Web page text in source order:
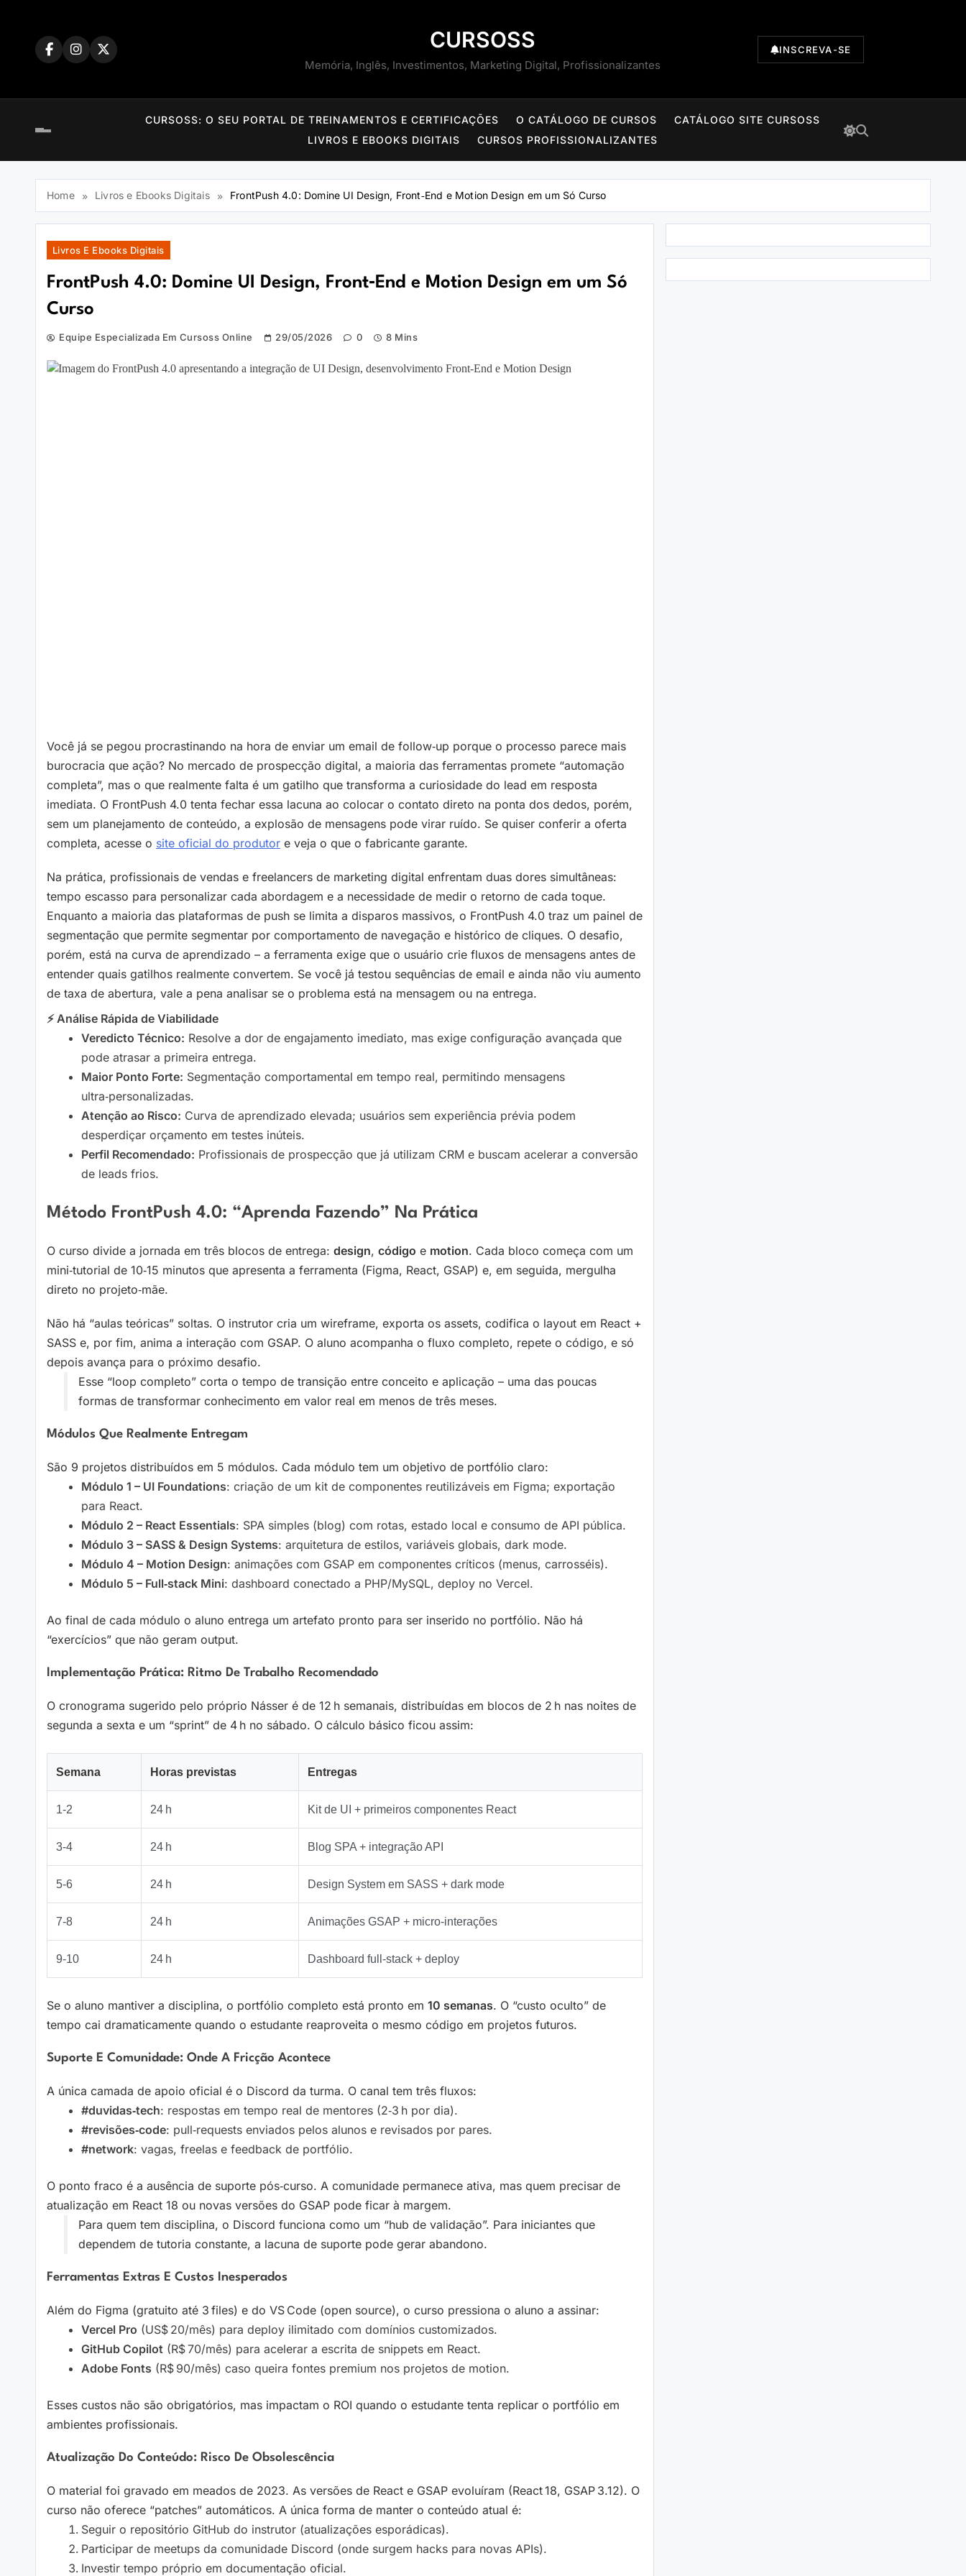
CURSOSS
Memória, Inglês, Investimentos, Marketing Digital, Profissionalizantes
INSCREVA-SE
CURSOSS: O SEU PORTAL DE TREINAMENTOS E CERTIFICAÇÕES O CATÁLOGO DE CURSOS
CATÁLOGO SITE CURSOSS
LIVROS E EBOOKS DIGITAIS
CURSOS PROFISSIONALIZANTES
Home Livros e Ebooks Digitais FrontPush 4.0: Domine UI Design, Front‑End e Motion Design em um Só Curso
Livros E Ebooks Digitais
FrontPush 4.0: Domine UI Design, Front‑End e Motion Design em um Só
Curso
Equipe Especializada Em Cursoss Online 29/05/2026 0 8 Mins
Você já se pegou procrastinando na hora de enviar um email de follow‑up porque o processo parece mais
burocracia que ação? No mercado de prospecção digital, a maioria das ferramentas promete “automação
completa”, mas o que realmente falta é um gatilho que transforma a curiosidade do lead em resposta
imediata. O FrontPush 4.0 tenta fechar essa lacuna ao colocar o contato direto na ponta dos dedos, porém,
sem um planejamento de conteúdo, a explosão de mensagens pode virar ruído. Se quiser conferir a oferta
completa, acesse o site oficial do produtor e veja o que o fabricante garante.
Na prática, profissionais de vendas e freelancers de marketing digital enfrentam duas dores simultâneas:
tempo escasso para personalizar cada abordagem e a necessidade de medir o retorno de cada toque.
Enquanto a maioria das plataformas de push se limita a disparos massivos, o FrontPush 4.0 traz um painel de
segmentação que permite segmentar por comportamento de navegação e histórico de cliques. O desafio,
porém, está na curva de aprendizado – a ferramenta exige que o usuário crie fluxos de mensagens antes de
entender quais gatilhos realmente convertem. Se você já testou sequências de email e ainda não viu aumento
de taxa de abertura, vale a pena analisar se o problema está na mensagem ou na entrega.
⚡ Análise Rápida de Viabilidade
Veredicto Técnico: Resolve a dor de engajamento imediato, mas exige configuração avançada que
pode atrasar a primeira entrega.
Maior Ponto Forte: Segmentação comportamental em tempo real, permitindo mensagens
ultra‑personalizadas.
Atenção ao Risco: Curva de aprendizado elevada; usuários sem experiência prévia podem
desperdiçar orçamento em testes inúteis.
Perfil Recomendado: Profissionais de prospecção que já utilizam CRM e buscam acelerar a conversão
de leads frios.
Método FrontPush 4.0: “Aprenda Fazendo” Na Prática
O curso divide a jornada em três blocos de entrega: design, código e motion. Cada bloco começa com um
mini‑tutorial de 10‑15 minutos que apresenta a ferramenta (Figma, React, GSAP) e, em seguida, mergulha
direto no projeto‑mãe.
Não há “aulas teóricas” soltas. O instrutor cria um wireframe, exporta os assets, codifica o layout em React +
SASS e, por fim, anima a interação com GSAP. O aluno acompanha o fluxo completo, repete o código, e só
depois avança para o próximo desafio.
Esse “loop completo” corta o tempo de transição entre conceito e aplicação – uma das poucas
formas de transformar conhecimento em valor real em menos de três meses.
Módulos Que Realmente Entregam
São 9 projetos distribuídos em 5 módulos. Cada módulo tem um objetivo de portfólio claro:
Módulo 1 – UI Foundations: criação de um kit de componentes reutilizáveis em Figma; exportação
para React.
Módulo 2 – React Essentials: SPA simples (blog) com rotas, estado local e consumo de API pública.
Módulo 3 – SASS & Design Systems: arquitetura de estilos, variáveis globais, dark mode.
Módulo 4 – Motion Design: animações com GSAP em componentes críticos (menus, carrosséis).
Módulo 5 – Full‑stack Mini: dashboard conectado a PHP/MySQL, deploy no Vercel.
Ao final de cada módulo o aluno entrega um artefato pronto para ser inserido no portfólio. Não há
“exercícios” que não geram output.
Implementação Prática: Ritmo De Trabalho Recomendado
O cronograma sugerido pelo próprio Násser é de 12 h semanais, distribuídas em blocos de 2 h nas noites de
segunda a sexta e um “sprint” de 4 h no sábado. O cálculo básico ficou assim:
Semana Horas previstas Entregas
1‑2 24 h Kit de UI + primeiros componentes React
3‑4 24 h Blog SPA + integração API
5‑6 24 h Design System em SASS + dark mode
7‑8 24 h Animações GSAP + micro‑interações
9‑10 24 h Dashboard full‑stack + deploy
Se o aluno mantiver a disciplina, o portfólio completo está pronto em 10 semanas. O “custo oculto” de
tempo cai dramaticamente quando o estudante reaproveita o mesmo código em projetos futuros.
Suporte E Comunidade: Onde A Fricção Acontece
A única camada de apoio oficial é o Discord da turma. O canal tem três fluxos:
#duvidas‑tech: respostas em tempo real de mentores (2‑3 h por dia).
#revisões‑code: pull‑requests enviados pelos alunos e revisados por pares.
#network: vagas, freelas e feedback de portfólio.
O ponto fraco é a ausência de suporte pós‑curso. A comunidade permanece ativa, mas quem precisar de
atualização em React 18 ou novas versões do GSAP pode ficar à margem.
Para quem tem disciplina, o Discord funciona como um “hub de validação”. Para iniciantes que
dependem de tutoria constante, a lacuna de suporte pode gerar abandono.
Ferramentas Extras E Custos Inesperados
Além do Figma (gratuito até 3 files) e do VS Code (open source), o curso pressiona o aluno a assinar:
Vercel Pro (US$ 20/mês) para deploy ilimitado com domínios customizados.
GitHub Copilot (R$ 70/mês) para acelerar a escrita de snippets em React.
Adobe Fonts (R$ 90/mês) caso queira fontes premium nos projetos de motion.
Esses custos não são obrigatórios, mas impactam o ROI quando o estudante tenta replicar o portfólio em
ambientes profissionais.
Atualização Do Conteúdo: Risco De Obsolescência
O material foi gravado em meados de 2023. As versões de React e GSAP evoluíram (React 18, GSAP 3.12). O
curso não oferece “patches” automáticos. A única forma de manter o conteúdo atual é:
Seguir o repositório GitHub do instrutor (atualizações esporádicas).
Participar de meetups da comunidade Discord (onde surgem hacks para novas APIs).
Investir tempo próprio em documentação oficial.